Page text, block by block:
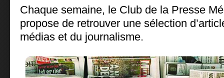
Chaque semaine, le Club de la Presse
propose de retrouver une sélection
médias et du journalisme.